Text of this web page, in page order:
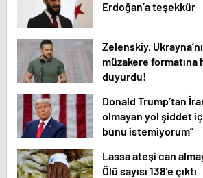
Erdoğan’a teşekkür
Zelenskiy,
müzakere formatına
duyurdu!
Donald Trump’tan
olmayan yol şiddet
bunu istemiyorum”
Lassa ateşi can
Ölü sayısı 138’e çıktı